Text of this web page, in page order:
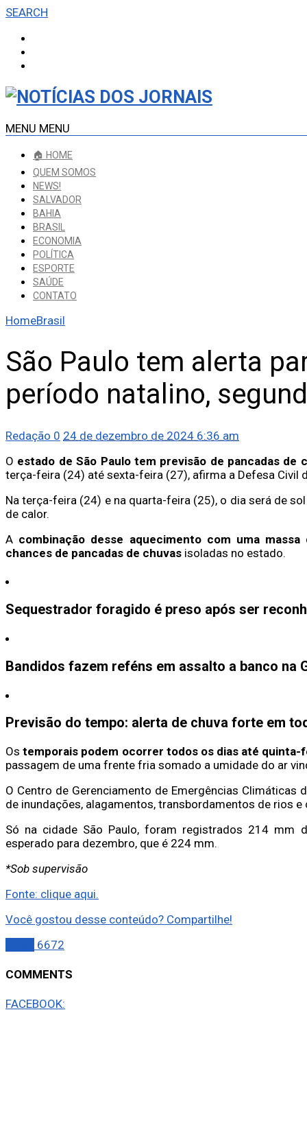
SEARCH
MENU MENU
🏠 HOME
QUEM SOMOS
NEWS!
SALVADOR
BAHIA
BRASIL
ECONOMIA
POLÍTICA
ESPORTE
SAÚDE
CONTATO
HomeBrasil
São Paulo tem alerta
período natalino,
Redação 0 24 de dezembro de 2024 6:36 am
O estado de São Paulo tem previsão de pancadas
terça-feira (24) até sexta-feira (27), afirma a Defesa Civil
Na terça-feira (24) e na quarta-feira (25), o dia será de
de calor.
A combinação desse aquecimento com uma
chances de pancadas de chuvas isoladas no estado.
Sequestrador foragido é preso após ser
Bandidos fazem reféns em assalto a banco na
Previsão do tempo: alerta de chuva forte em
Ostemporais podem ocorrer todos os dias até quinta-
passagem de uma frente fria somado a umidade do ar
O Centro de Gerenciamento de Emergências Climáticas
de inundações, alagamentos, transbordamentos de rios
Só na cidade São Paulo, foram registrados 214 mm
esperado para dezembro, que é 224 mm.
*Sob supervisão
Fonte: clique aqui.
Você gostou desse conteúdo? Compartilhe!
6672
COMMENTS
FACEBOOK: